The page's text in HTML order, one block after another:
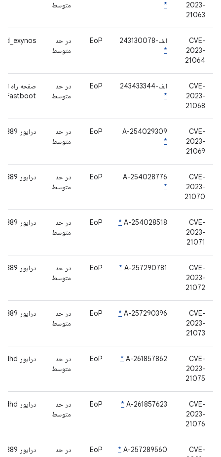
2023-
21063
*
متوسط
CVE-
2023-
21064
الف-243130078
*
EoP
در حد
متوسط
rild_exynos
CVE-
2023-
21068
الف-243433344
*
EoP
در حد
متوسط
صفحه راه
Fastboot
CVE-
2023-
21069
A-254029309
*
EoP
در حد
متوسط
درایور bcm4389
CVE-
2023-
21070
A-254028776
*
EoP
در حد
متوسط
درایور bcm4389
CVE-
2023-
21071
A-254028518
*
EoP
در حد
متوسط
درایور bcm4389
CVE-
2023-
21072
A-257290781
*
EoP
در حد
متوسط
درایور bcm4389
CVE-
2023-
21073
A-257290396
*
EoP
در حد
متوسط
درایور bcm4389
CVE-
2023-
21075
A-261857862
*
EoP
در حد
متوسط
درایور bcmdhd
CVE-
2023-
21076
A-261857623
*
EoP
در حد
متوسط
درایور bcmdhd
CVE-
A-257289560
*
EoP
در حد
درایور bcm4389